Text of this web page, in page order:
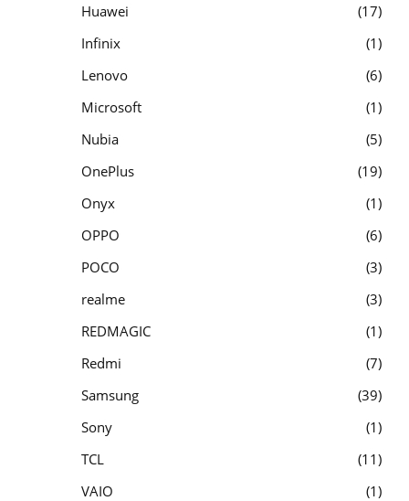
Huawei
17
Infinix
1
Lenovo
6
Microsoft
1
Nubia
5
OnePlus
19
Onyx
1
OPPO
6
POCO
3
realme
3
REDMAGIC
1
Redmi
7
Samsung
39
Sony
1
TCL
11
VAIO
1